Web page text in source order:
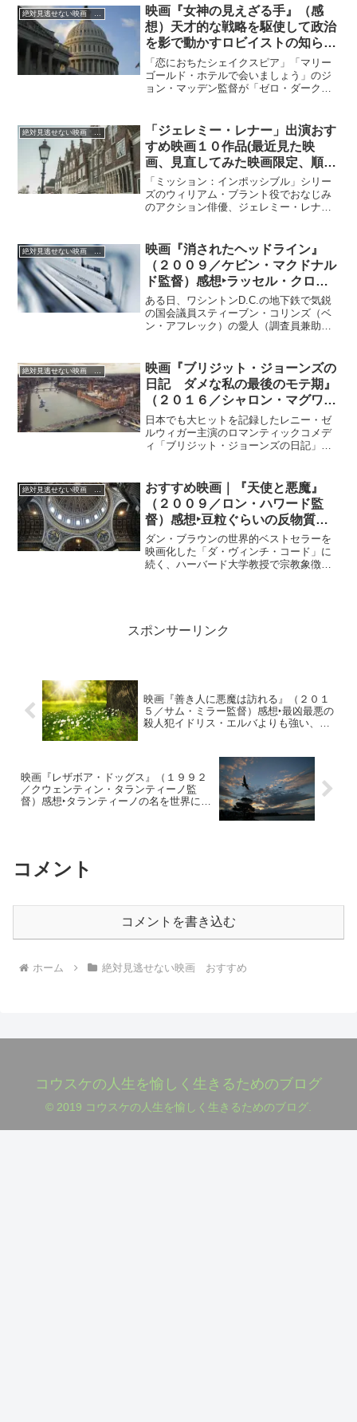
ら1週間だけ家を交換して暮らすことにな
ります。これまで相手のことは何でも知
っていると思っていたデビーとピーター
でしたが、互いの家で生活する中で相手
の思わぬ一面を知り、満足していたはず
の自分の人生、それが実は本心から求め
るものと違うことに気づいていくことに
なります。
映画『女神の見えざる手』（感
想）天才的な戦略を駆使して政治
を影で動かすロビイストの知られ
ざる実態とは
「恋におちたシェイクスピア」「マリー
ゴールド・ホテルで会いましょう」のジ
ョン・マッデン監督が「ゼロ・ダーク・
治を影で動かすロビイストの知られざる
実態に迫った社会派サスペンス。
「ジェレミー・レナー」出演おす
すめ映画１０作品(最近見た映
画、見直してみた映画限定、順不
同）
「ミッション：インポッシブル」シリー
ズのウィリアム・ブラント役でおなじみ
のアクション俳優、ジェレミー・レナ
ています。この作品は2009年のアカデミ
ー賞作品賞などを受賞し、彼自身アカデ
ミー主演男優賞にノミネートされている
実力派俳優です。最近観た映画を中心に
１０作品を紹介しますので、是非参考に
してみてください。
絶対見逃せない映画 おすすめ
映画『消されたヘッドライン』
（２００９／ケビン・マクドナル
ド監督）感想‣ラッセル・クロウ
ｘベン・アフレック出演のサスペ
ンス
ある日、ワシントンD.C.の地下鉄で気鋭
の国会議員スティーブン・コリンズ（ベ
ン・アフレック）の愛人（調査員兼助
ローブ」紙の敏腕記者カル（ラッセル・
クロウ）は、別の無関係と思われていた
黒人青年射殺事件の被害者にはかっぱら
いの前科があること、また遺品の携帯電
話の通話履歴から、彼がソニアに連絡し
ていたことを突き止め、2つの事件の関連
を調べ始めると、それぞれの事件につな
がりがあることを発見する。
映画『ブリジット・ジョーンズの
日記 ダメな私の最後のモテ期』
（２０１６／シャロン・マグワイ
ア監督）‣感想 独身女性の悩み
多き日常をリアルかつユーモラス
に描いて人気のベストセラー小説
日本でも大ヒットを記録したレニー・ゼ
ルウィガー主演のロマンティックコメデ
ィ「ブリジット・ジョーンズの日記」の
おすすめ映画｜『天使と悪魔』
（２００９／ロン・ハワード監
督）感想‣豆粒ぐらいの反物質で
ヴァチカン市国が吹き飛ぶぐらい
の破壊力の為、異様な緊張感が…
ダン・ブラウンの世界的ベストセラーを
映画化した「ダ・ヴィンチ・コード」に
続く、ハーバード大学教授で宗教象徴学
スポンサーリンク
映画『善き人に悪魔は訪れる』（２０１
５／サム・ミラー監督）感想‣最凶最悪の
殺人犯イドリス・エルバよりも強い、我
映画『レザボア・ドッグス』（１９９２
／クウェンティン・タランティーノ監
督）感想‣タランティーノの名を世界に知
コメント
コメントを書き込む
ホーム 絶対見逃せない映画 おすすめ
コウスケの人生を愉しく生きるためのブログ
© 2019 コウスケの人生を愉しく生きるためのブログ.